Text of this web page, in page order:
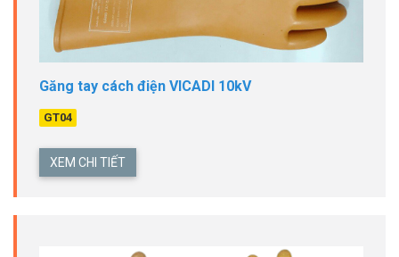
Găng tay cách điện VICADI 10kV
GT04
XEM CHI TIẾT